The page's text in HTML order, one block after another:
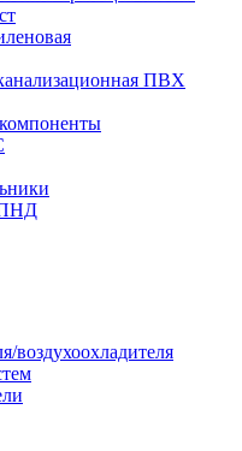
ПВХ
ПНД
воздухоохладителя